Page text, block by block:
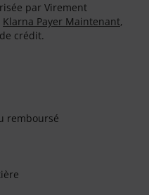
par Virement
Klarna Payer Maintenant,
crédit.
remboursé